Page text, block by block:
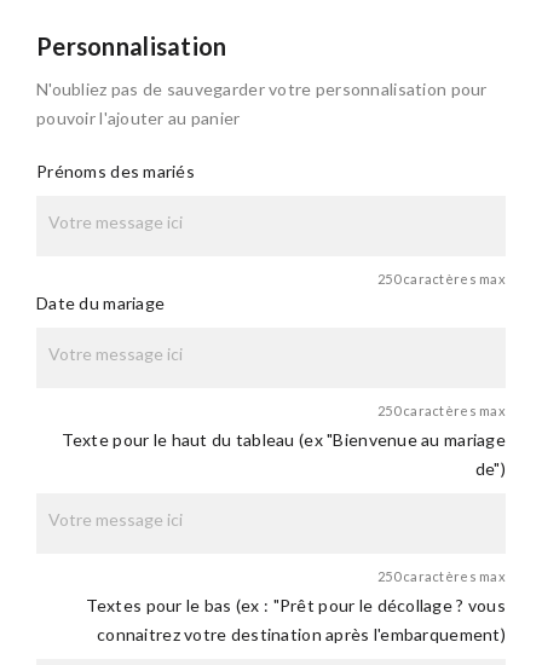
Personnalisation
N'oubliez pas de sauvegarder votre personnalisation pour
pouvoir l'ajouter au panier
Prénoms des mariés
250 caractères max
Date du mariage
250 caractères max
Texte pour le haut du tableau (ex "Bienvenue au mariage
de")
250 caractères max
Textes pour le bas (ex : "Prêt pour le décollage ? vous
connaitrez votre destination après l'embarquement)